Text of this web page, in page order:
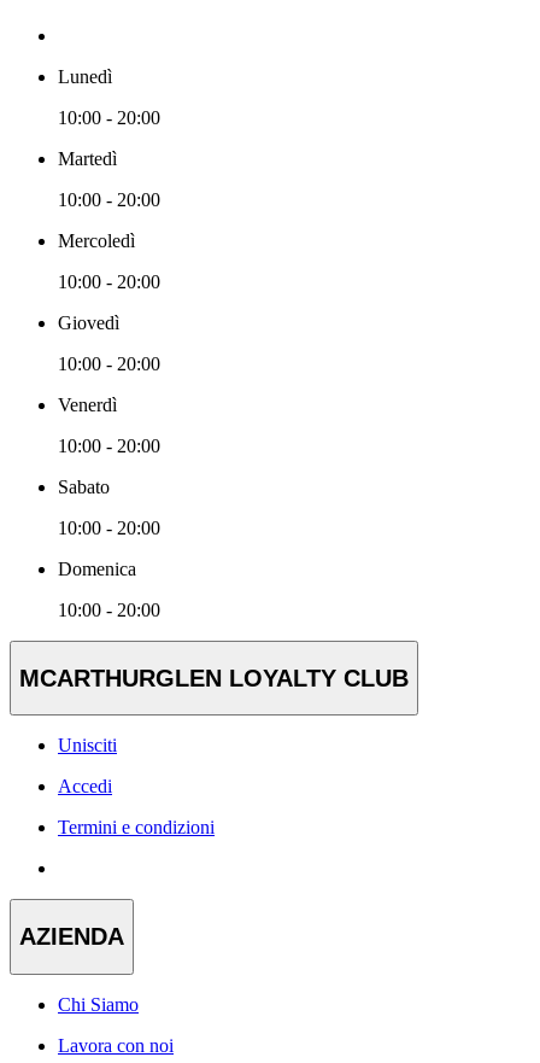
Lunedì
10:00 - 20:00
Martedì
10:00 - 20:00
Mercoledì
10:00 - 20:00
Giovedì
10:00 - 20:00
Venerdì
10:00 - 20:00
Sabato
10:00 - 20:00
Domenica
10:00 - 20:00
MCARTHURGLEN LOYALTY CLUB
Unisciti
Accedi
Termini e condizioni
AZIENDA
Chi Siamo
Lavora con noi